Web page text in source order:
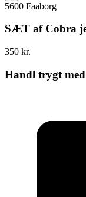
5600 Faaborg
SÆT af Cobra
350 kr.
Handl trygt med